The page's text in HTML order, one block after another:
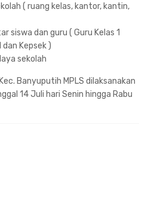
( ruang kelas, kantor, kantin,
siswa dan guru ( Guru Kelas 1
Kepsek )
sekolah
Banyuputih MPLS dilaksanakan
14 Juli hari Senin hingga Rabu